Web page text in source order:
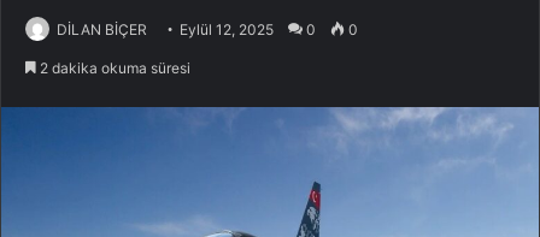
DİLAN BİÇER Eylül 12, 2025 0 0
2 dakika okuma süresi